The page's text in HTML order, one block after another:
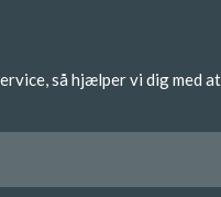
så hjælper vi dig med at